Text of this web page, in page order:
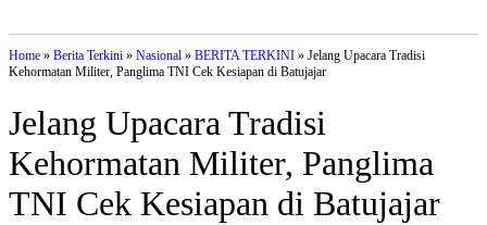
Home » Berita Terkini » Nasional » BERITA TERKINI » Jelang Upacara Tradisi
Kehormatan Militer, Panglima TNI Cek Kesiapan di Batujajar
Jelang Upacara Tradisi
Kehormatan Militer, Panglima
TNI Cek Kesiapan di Batujajar